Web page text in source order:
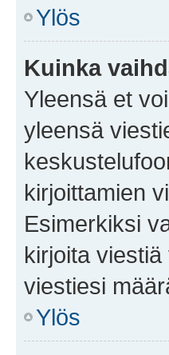
Ylös
Kuinka
Yleensä et
yleensä
kirjoittamien
Esimerkiksi
kirjoita
viestiesi
Ylös